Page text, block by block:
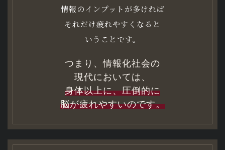
情報のインプットが多ければ
それだけ疲れやすくなると
いうことです。
つまり、情報化社会の
現代においては、
身体以上に、圧倒的に
脳が疲れやすいのです。